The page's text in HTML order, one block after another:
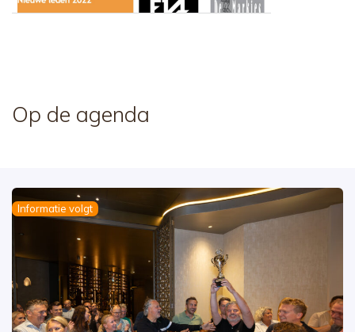
Op de agenda
Informatie volgt